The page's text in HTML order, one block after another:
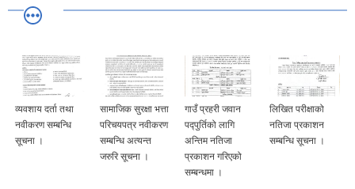
व्यवशाय दर्ता तथा
नवीकरण सम्बन्धि
सूचना ।
सामाजिक सुरक्षा भत्ता
परिचयपत्र नवीकरण
सम्बन्धि अत्यन्त
जरुरि सूचना ।
गाउँ प्रहरी जवान
पद्पुर्तिको लागि
अन्तिम नतिजा
प्रकाशन गरिएको
सम्बन्धमा ।
लिखित परीक्षाको
नतिजा प्रकाशन
सम्बन्धि सूचना ।